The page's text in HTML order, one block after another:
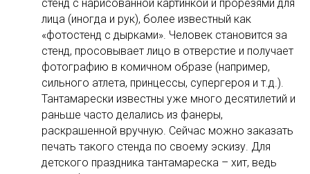
стенд с нарисованной картинкой и прорезями для
лица (иногда и рук), более известный как
«фотостенд с дырками». Человек становится за
стенд, просовывает лицо в отверстие и получает
фотографию в комичном образе (например,
сильного атлета, принцессы, супергероя и т.д.).
Тантамарески известны уже много десятилетий и
раньше часто делались из фанеры,
раскрашенной вручную. Сейчас можно заказать
печать такого стенда по своему эскизу. Для
детского праздника тантамареска – хит, ведь